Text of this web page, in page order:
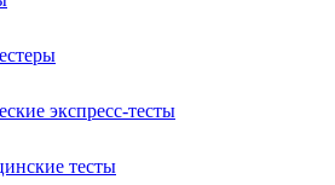
экспресс-тесты
тесты